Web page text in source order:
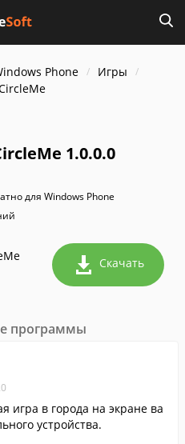
Phone
Игры
1.0.0.0
для Windows Phone
Скачать
программы
игра в города на экране ва
устройства.